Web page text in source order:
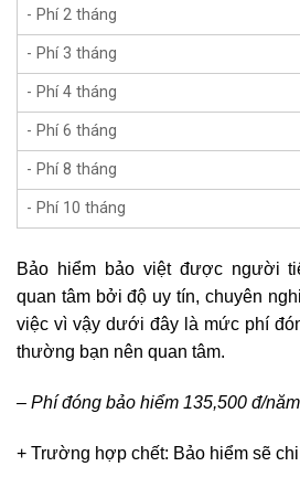
- Phí 2 tháng
- Phí 3 tháng
- Phí 4 tháng
- Phí 6 tháng
- Phí 8 tháng
- Phí 10 tháng
Bảo hiểm bảo việt được người
quan tâm bởi độ uy tín, chuyên
việc vì vậy dưới đây là mức phí
thường bạn nên quan tâm.
– Phí đóng bảo hiểm 135,500 đ/
+ Trường hợp chết: Bảo hiểm sẽ